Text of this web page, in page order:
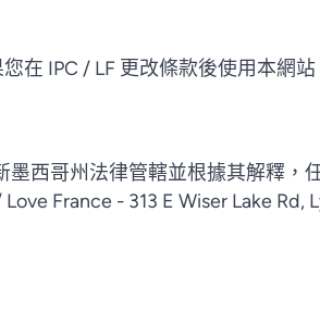
在 IPC / LF 更改條款後使用本網
西哥州法律管轄並根據其解釋，
France - 313 E Wiser Lake Rd,